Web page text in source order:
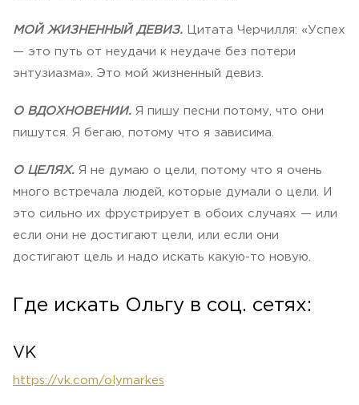
МОЙ ЖИЗНЕННЫЙ ДЕВИЗ. Цитата Черчилля: «Успех
— это путь от неудачи к неудаче без потери
энтузиазма». Это мой жизненный девиз.
О ВДОХНОВЕНИИ. Я пишу песни потому, что они
пишутся. Я бегаю, потому что я зависима.
О ЦЕЛЯХ. Я не думаю о цели, потому что я очень
много встречала людей, которые думали о цели. И
это сильно их фрустрирует в обоих случаях — или
если они не достигают цели, или если они
достигают цель и надо искать какую-то новую.
Где искать Ольгу в соц. сетях:
VK
https://vk.com/olymarkes